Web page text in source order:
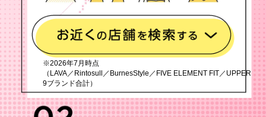
※2026年7月時点
（LAVA／Rintosull／BurnesStyle／FIVE ELEMENT FIT／UPPER
9ブランド合計）